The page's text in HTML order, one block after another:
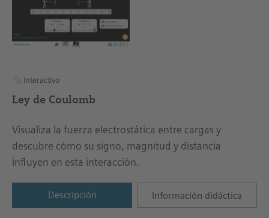
Interactivo
Ley de Coulomb
Visualiza la fuerza electrostática entre cargas y
descubre cómo su signo, magnitud y distancia
influyen en esta interacción.
Descripción Información didáctica